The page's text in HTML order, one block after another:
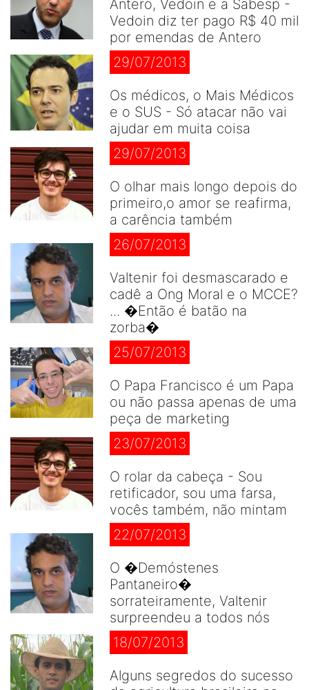
Antero, Vedoin e a Sabesp -
Vedoin diz ter pago R$ 40 mil
por emendas de Antero
29/07/2013
Os médicos, o Mais Médicos
e o SUS - Só atacar não vai
ajudar em muita coisa
29/07/2013
O olhar mais longo depois do
primeiro,o amor se reafirma,
a carência também
26/07/2013
Valtenir foi desmascarado e
cadê a Ong Moral e o MCCE?
... �Então é batão na
zorba�
25/07/2013
O Papa Francisco é um Papa
ou não passa apenas de uma
peça de marketing
23/07/2013
O rolar da cabeça - Sou
retificador, sou uma farsa,
vocês também, não mintam
22/07/2013
O �Demóstenes
Pantaneiro�
sorrateiramente, Valtenir
surpreendeu a todos nós
18/07/2013
Alguns segredos do sucesso